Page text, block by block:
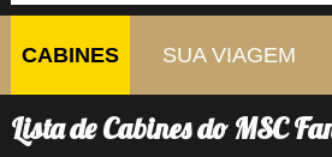
CABINES SUA VIAGEM
Lista de Cabines do MSC